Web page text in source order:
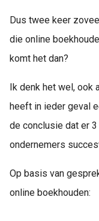
Dus twee keer
die online
komt het dan?
Ik denk het wel, ook
heeft in ieder geval
de conclusie dat er
ondernemers
Op basis van
online boekhouden: